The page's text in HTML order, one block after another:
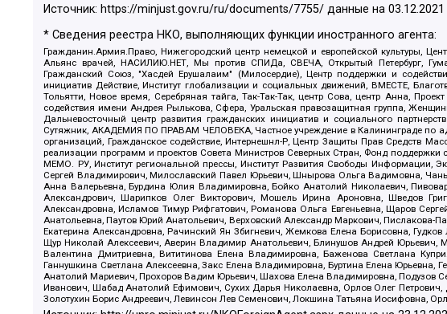
Источник: https://minjust.gov.ru/ru/documents/7755/ данные на03.12.2021
* Сведения реестра НКО, выполняющих функции иностранного агента:
Гражданин.Армия.Право, Нижегородский центр немецкой и европейской культуры,
Альянс врачей, НАСИЛИЮ.НЕТ, Мы против СПИДа, СВЕЧА, Открытый Петербург,
Гражданский Союз, "Хасдей Ерушалаим" (Милосердие), Центр поддержки и
инициатив Действие, Институт глобализации и социальных движений, ВМЕСТЕ,
Тольятти, Новое время, Серебряная тайга, Так-Так-Так, центр Сова, центр Анна,
содействия имени Андрея Рылькова, Сфера, Уральская правозащитная группа,
Дальневосточный центр развития гражданских инициатив и социального
Сутяжник, АКАДЕМИЯ ПО ПРАВАМ ЧЕЛОВЕКА, Частное учреждение в Калининграде по
организаций, Гражданское содействие, Интернешнл-Р, Центр Защиты Прав Средств
реализации программ и проектов Совета Министров Северных Стран, Фонд
МЕМО. РУ, Институт региональной прессы, Институт Развития Свободы Информации,
Сергей Владимирович, Милославский Павел Юрьевич, Шнырова Ольга Вадимовна,
Анна Валерьевна, Бурдина Юлия Владимировна, Бойко Анатолий Николаевич,
Александрович, Шарипков Олег Викторович, Мошель Ирина Ароновна, Шведов
Александровна, Исламов Тимур Рифгатович, Романова Ольга Евгеньевна, Щаров
Анатольевна, Паутов Юрий Анатольевич, Верховский Александр Маркович, Пислакова-
Екатерина Александровна, Рачинский Ян Збигневич, Жемкова Елена Борисовна,
Щур Николай Алексеевич, Аверин Владимир Анатольевич, Блинушов Андрей Юрьевич,
Валентина Дмитриевна, Вититинова Елена Владимировна, Баженова Светлана
Ганнушкина Светлана Алексеевна, Закс Елена Владимировна, Буртина Елена
Анатолий Мариевич, Прохоров Вадим Юрьевич, Шахова Елена Владимировна, Подузов
Иванович, Шабад Анатолий Ефимович, Сухих Дарья Николаевна, Орлов Олег
Золотухин Борис Андреевич, Левинсон Лев Семенович, Локшина Татьяна Иосифовна,